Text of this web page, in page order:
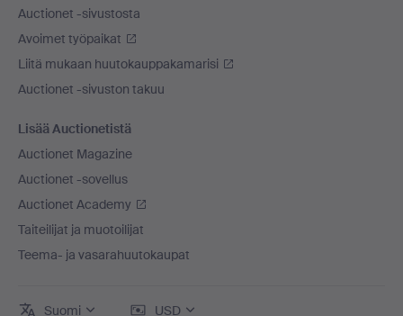
Auctionet -sivustosta
Avoimet työpaikat
Liitä mukaan huutokauppakamarisi
Auctionet -sivuston takuu
Lisää Auctionetistä
Auctionet Magazine
Auctionet -sovellus
Auctionet Academy
Taiteilijat ja muotoilijat
Teema- ja vasarahuutokaupat
Suomi USD